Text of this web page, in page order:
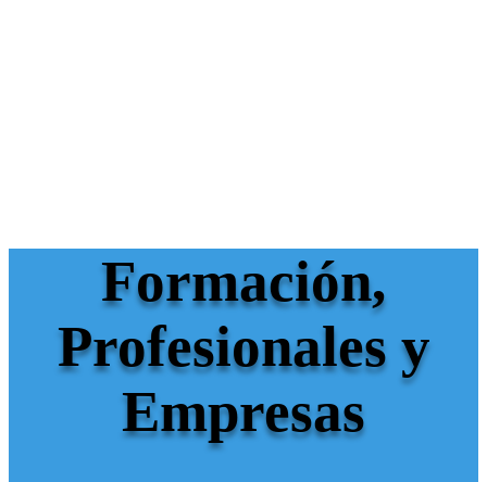
Formación,
Profesionales y
Empresas